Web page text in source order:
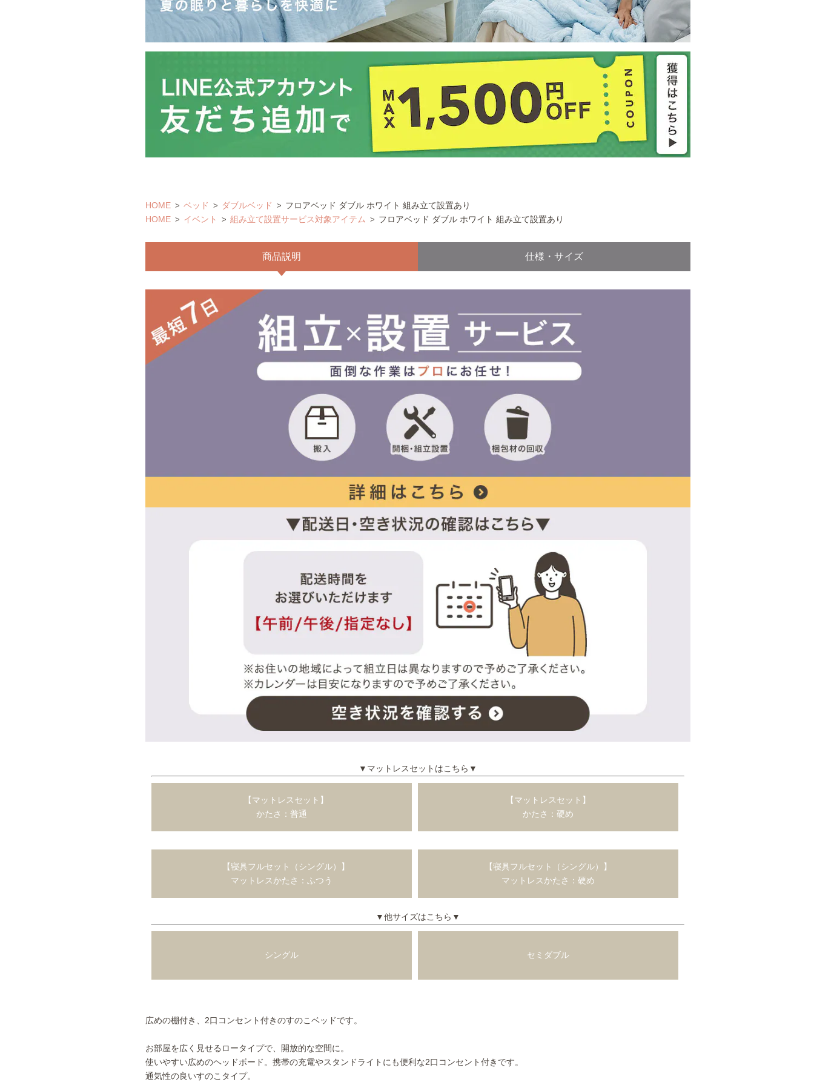
HOME ベッド ダブルベッド
フロアベッド ダブル ホワイト 組み立て設置あり
HOME
イベント 組み立て設置サービス対象アイテム フロアベッド ダブル ホワイト 組み立て設置あり
商品説明 仕様・サイズ
▼マットレスセットはこちら▼
【マットレスセット】
かたさ：普通
【マットレスセット】
かたさ：硬め
【寝具フルセット（シングル）】
マットレスかたさ：ふつう
【寝具フルセット（シングル）】
マットレスかたさ：硬め
▼他サイズはこちら▼
シングル セミダブル
広めの棚付き、2口コンセント付きのすのこベッドです。
お部屋を広く見せるロータイプで、開放的な空間に。
使いやすい広めのヘッドボード。携帯の充電やスタンドライトにも便利な2口コンセント付きです。
通気性の良いすのこタイプ。